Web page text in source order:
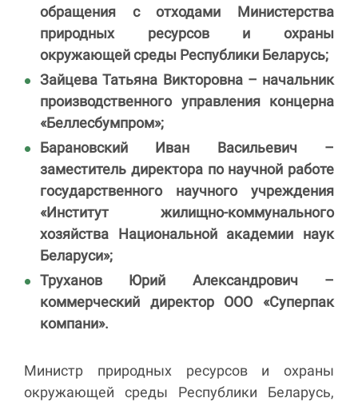
обращения с отходами Министерства
природных ресурсов и охраны
окружающей среды Республики Беларусь;
Зайцева Татьяна Викторовна– начальник
производственного управления концерна
«Беллесбумпром»;
Барановский Иван Васильевич–
заместитель директора по научной работе
государственного научного учреждения
«Институт жилищно-коммунального
хозяйства Национальной академии наук
Беларуси»;
Труханов Юрий Александрович–
коммерческий директор ООО «Суперпак
компани».
Министр природных ресурсов и охраны
окружающей среды Республики Беларусь,